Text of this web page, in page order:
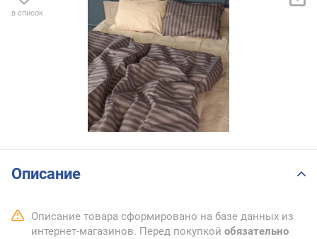
в список
Описание
Описание товара сформировано на базе данных из
интернет-магазинов. Перед покупкой обязательно